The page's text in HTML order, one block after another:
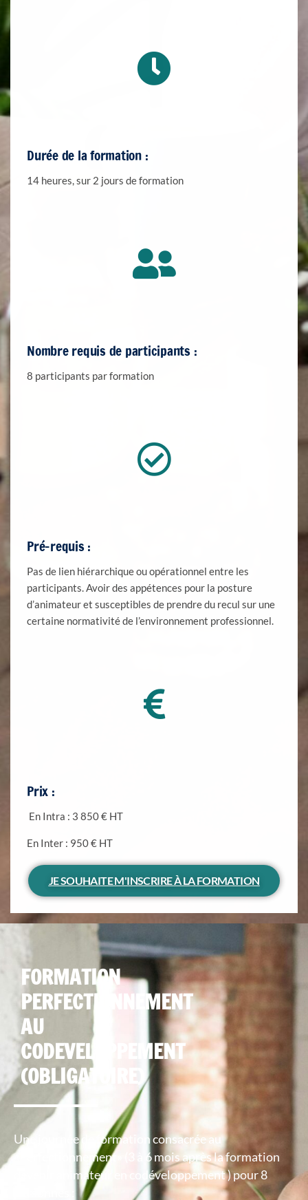
Durée de la formation :
14 heures, sur 2 jours de formation
Nombre requis de participants :
8 participants par formation
Pré-requis :
Pas de lien hiérarchique ou opérationnel entre les
participants. Avoir des appétences pour la posture
d’animateur et susceptibles de prendre du recul sur une
certaine normativité de l’environnement professionnel.
Prix :
En Intra : 3 850 € HT
En Inter : 950 € HT
JE SOUHAITE M'INSCRIRE À LA FORMATION
FORMATION
PERFECTIONNEMENT
AU
CODEVELOPPEMENT
(OBLIGATOIRE)
Une journée de formation consacrée au
«Perfectionnement» (3 à 6 mois après la formation
devenir animateur en codéveloppement ) pour 8